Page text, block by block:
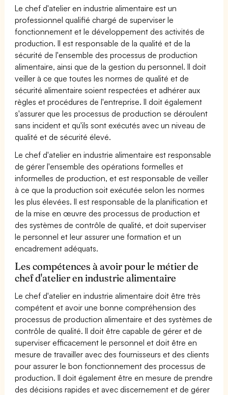
Le chef d'atelier en industrie alimentaire est un
professionnel qualifié chargé de superviser le
fonctionnement et le développement des activités de
production. Il est responsable de la qualité et de la
sécurité de l'ensemble des processus de production
alimentaire, ainsi que de la gestion du personnel. Il doit
veiller à ce que toutes les normes de qualité et de
sécurité alimentaire soient respectées et adhérer aux
règles et procédures de l'entreprise. Il doit également
s'assurer que les processus de production se déroulent
sans incident et qu'ils sont exécutés avec un niveau de
qualité et de sécurité élevé.
Le chef d'atelier en industrie alimentaire est responsable
de gérer l'ensemble des opérations formelles et
informelles de production, et est responsable de veiller
à ce que la production soit exécutée selon les normes
les plus élevées. Il est responsable de la planification et
de la mise en œuvre des processus de production et
des systèmes de contrôle de qualité, et doit superviser
le personnel et leur assurer une formation et un
encadrement adéquats.
Les compétences à avoir pour le métier de
chef d'atelier en industrie alimentaire
Le chef d'atelier en industrie alimentaire doit être très
compétent et avoir une bonne compréhension des
processus de production alimentaire et des systèmes de
contrôle de qualité. Il doit être capable de gérer et de
superviser efficacement le personnel et doit être en
mesure de travailler avec des fournisseurs et des clients
pour assurer le bon fonctionnement des processus de
production. Il doit également être en mesure de prendre
des décisions rapides et avec discernement et de gérer